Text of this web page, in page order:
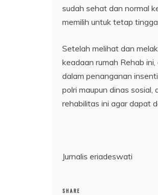
sudah sehat dan normal
memilih untuk tetap
Setelah melihat dan
keadaan rumah Rehab
dalam penanganan
polri maupun dinas
rehabilitas ini agar dapat
Jurnalis eriadeswati
SHARE